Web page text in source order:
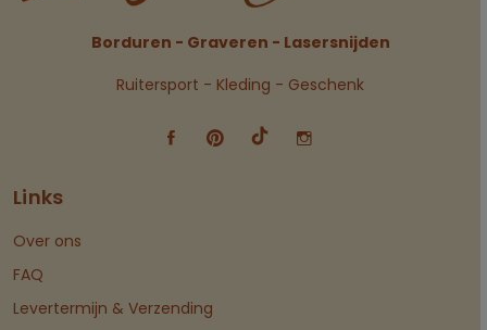
Borduren - Graveren - Lasersnijden
Ruitersport - Kleding - Geschenk
Links
Over ons
FAQ
Levertermijn & Verzending